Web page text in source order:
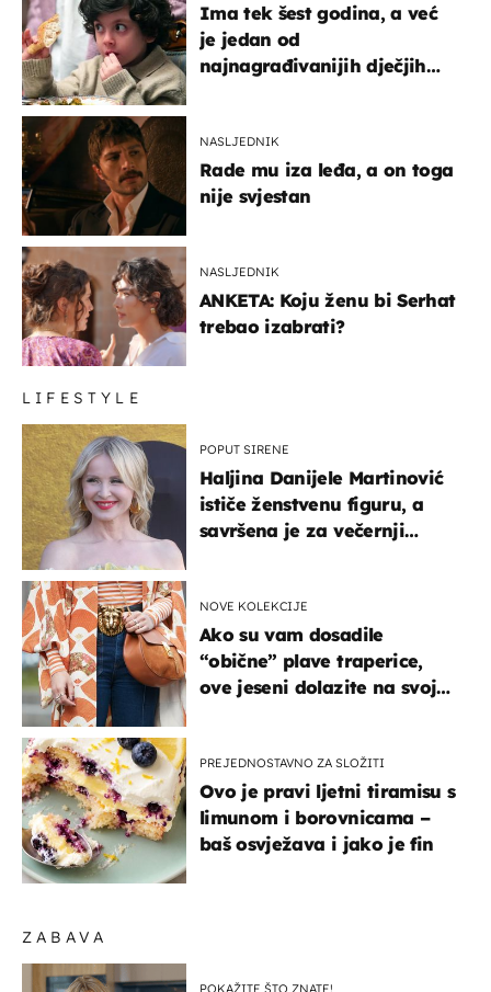
ZABAVA
POKAŽITE ŠTO ZNATE!
Ima tek šest godina, a već
je jedan od
najnagrađivanijih dječjih
NASLJEDNIK
Rade mu iza leđa, a on toga
nije svjestan
NASLJEDNIK
ANKETA: Koju ženu bi Serhat
trebao izabrati?
LIFESTYLE
POPUT SIRENE
Haljina Danijele Martinović
ističe ženstvenu figuru, a
savršena je za večernji
NOVE KOLEKCIJE
Ako su vam dosadile
“obične” plave traperice,
ove jeseni dolazite na svoje
PREJEDNOSTAVNO ZA SLOŽITI
Ovo je pravi ljetni tiramisu s
limunom i borovnicama –
baš osvježava i jako je fin